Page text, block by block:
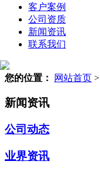
客户案例
公司资质
新闻资讯
联系我们
您的位置： 网站首页 >
新闻资讯
公司动态
业界资讯